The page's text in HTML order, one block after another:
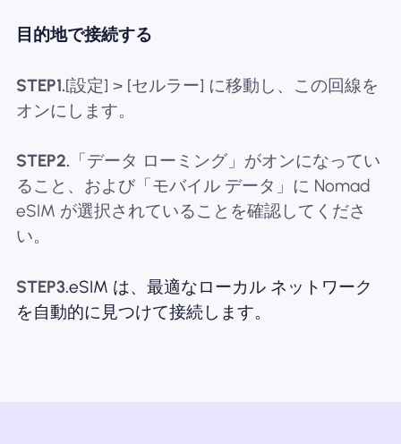
目的地で接続する
STEP1.[設定] > [セルラー] に移動し、この回線を
オンにします。
STEP2. 「データ ローミング」がオンになってい
ること、および「モバイル データ」に Nomad
eSIM が選択されていることを確認してくださ
い。
STEP3.eSIM は、最適なローカル ネットワーク
を自動的に見つけて接続します。